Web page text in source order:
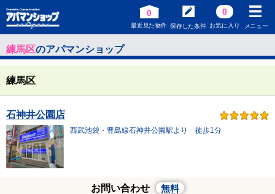
0
最近見た物件 保存した条件
0
お気に入り メニュー
練馬区のアパマンショップ
練馬区
石神井公園店
西武池袋・豊島線石神井公園駅より 徒歩1分
お問い合わせ
無料